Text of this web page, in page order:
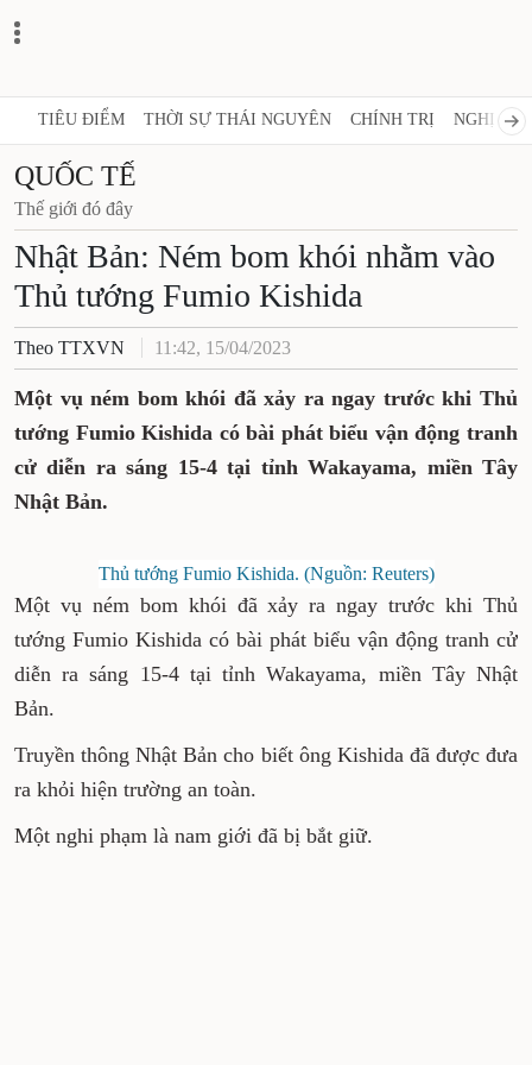
TIÊU ĐIỂM THỜI SỰ THÁI NGUYÊN CHÍNH TRỊ NGHỊ
QUỐC TẾ
Thế giới đó đây
Nhật Bản: Ném bom khói nhằm vào
Thủ tướng Fumio Kishida
Theo TTXVN 11:42, 15/04/2023
Một vụ ném bom khói đã xảy ra ngay trước khi Thủ
tướng Fumio Kishida có bài phát biểu vận động tranh
cử diễn ra sáng 15-4 tại tỉnh Wakayama, miền Tây
Nhật Bản.
Thủ tướng Fumio Kishida. (Nguồn: Reuters)
Một vụ ném bom khói đã xảy ra ngay trước khi Thủ
tướng Fumio Kishida có bài phát biểu vận động tranh cử
diễn ra sáng 15-4 tại tỉnh Wakayama, miền Tây Nhật
Bản.
Truyền thông Nhật Bản cho biết ông Kishida đã được đưa
ra khỏi hiện trường an toàn.
Một nghi phạm là nam giới đã bị bắt giữ.